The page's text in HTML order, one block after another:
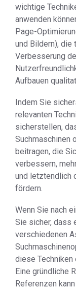
wichtige
anwenden
Page-
und Bildern), die
Verbesserung
Aufbauen
Indem Sie
relevanten
sicherstellen,
Suchmaschinen
beitragen, die
verbessern,
und letztendlich
fördern.
Wenn Sie nach
Sie sicher, dass
verschiedenen
diese
Eine gründliche
Referenzen